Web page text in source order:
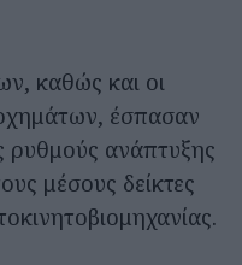
καθώς και οι
έσπασαν
ρυθμούς ανάπτυξης
μέσους δείκτες